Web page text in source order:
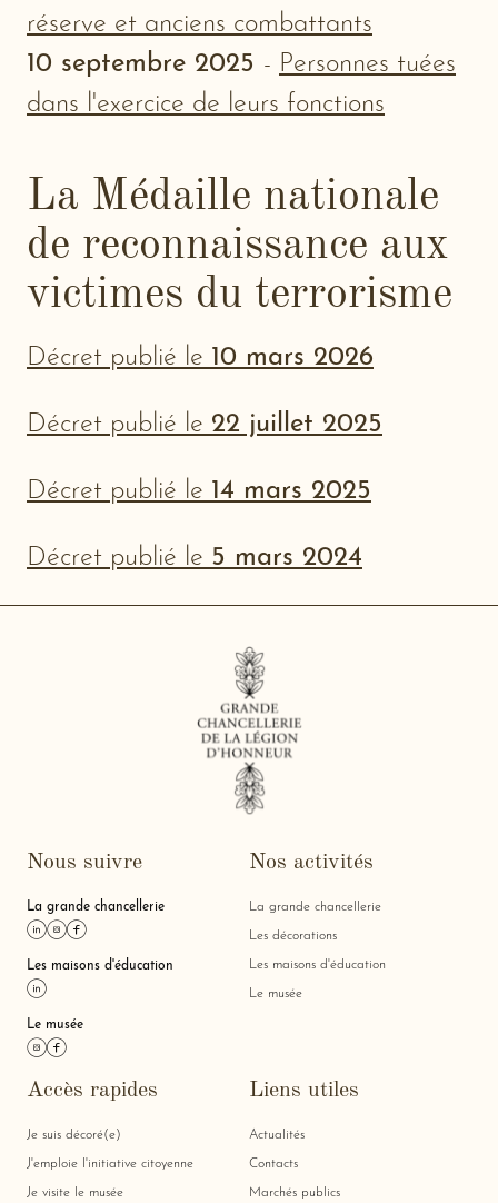
réserve et anciens combattants
10 septembre 2025 - Personnes tuées
dans l'exercice de leurs fonctions
La Médaille nationale
de reconnaissance aux
victimes du terrorisme
Décret publié le 10 mars 2026
Décret publié le 22 juillet 2025
Décret publié le 14 mars 2025
Décret publié le 5 mars 2024
Nous suivre
La grande chancellerie
Lien linkedin
Lien instagram
Les maisons d'éducation
Le musée
Lien instagram
Nos activités
La grande chancellerie
Les décorations
Les maisons d'éducation
Le musée
Accès rapides
Je suis décoré(e)
J'emploie l'initiative citoyenne
Je visite le musée
Liens utiles
Actualités
Contacts
Marchés publics